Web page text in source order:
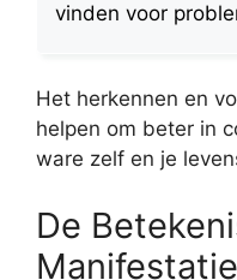
vinden voor
Het herkennen en
helpen om beter in
ware zelf en je
De
Manifestatie